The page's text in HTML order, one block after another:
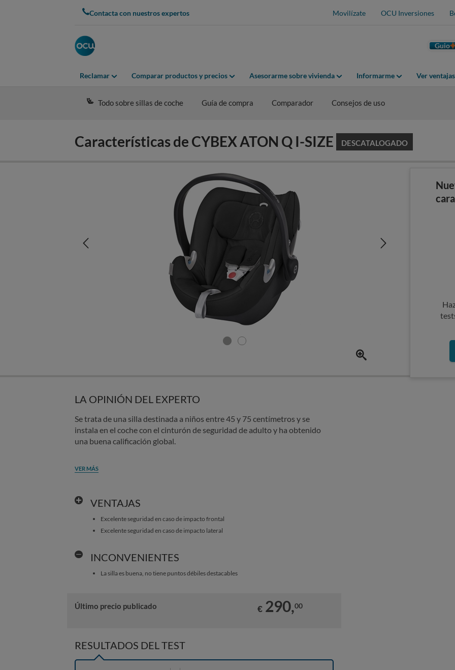
Contacta con nuestros expertos Movilízate OCU Inversiones
Guio
Reclamar Comparar productos y precios Asesorarme sobre vivienda Informarme Ver
Todo sobre sillas de coche Guía de compra Comparador Consejos de uso
Características de CYBEX ATON Q I-SIZE DESCATALOGADO
LA OPINIÓN DEL EXPERTO
Se trata de una silla destinada a niños entre 45 y 75 centímetros y se
instala en el coche con el cinturón de seguridad de adulto y ha obtenido
una buena calificación global.
VER MÁS
VENTAJAS
Excelente seguridad en caso de impacto frontal
Excelente seguridad en caso de impacto lateral
INCONVENIENTES
La silla es buena, no tiene puntos débiles destacables
Último precio publicado € 290,00
RESULTADOS DEL TEST